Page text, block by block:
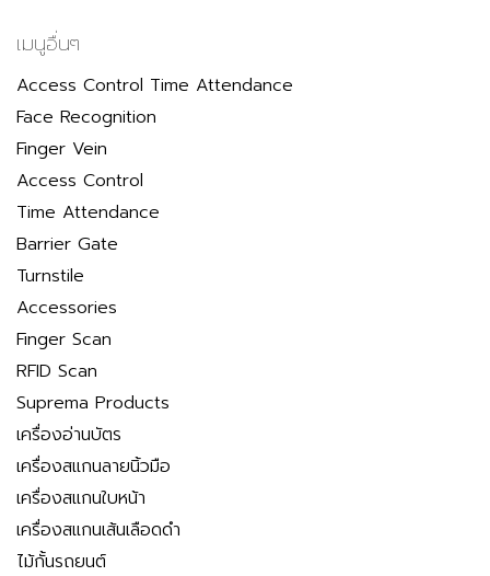
เมนูอื่นๆ
Access Control Time Attendance
Face Recognition
Finger Vein
Access Control
Time Attendance
Barrier Gate
Turnstile
Accessories
Finger Scan
RFID Scan
Suprema Products
เครื่องอ่านบัตร
เครื่องสแกนลายนิ้วมือ
เครื่องสแกนใบหน้า
เครื่องสแกนเส้นเลือดดำ
ไม้กั้นรถยนต์